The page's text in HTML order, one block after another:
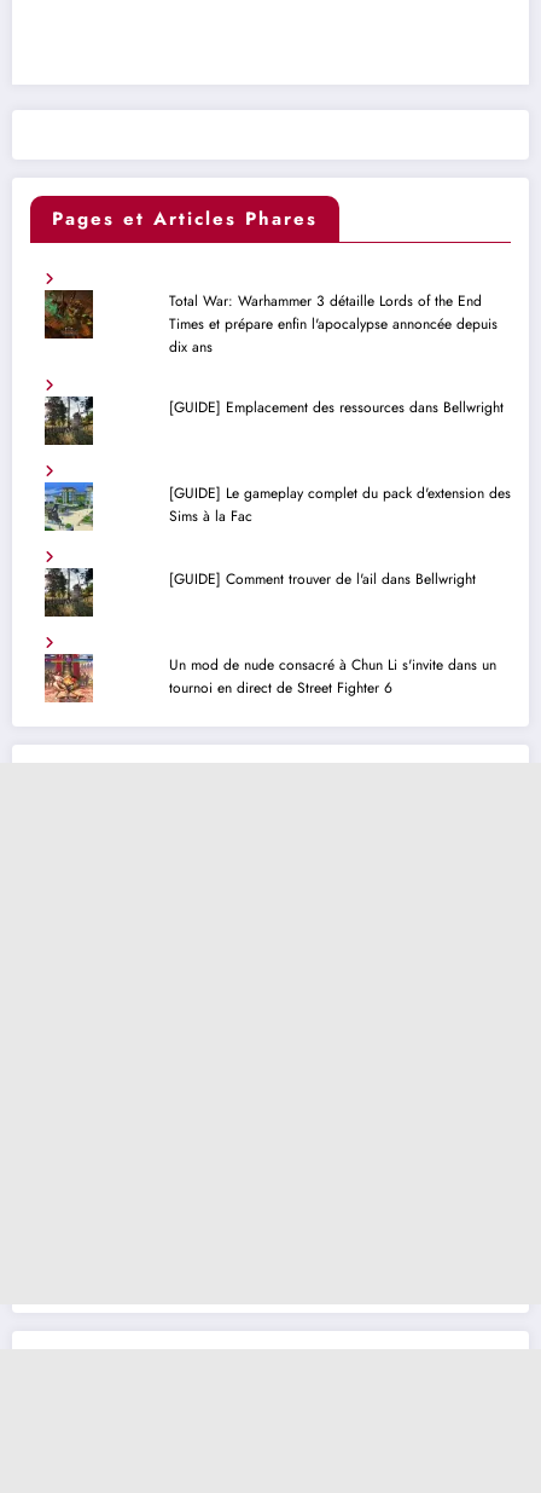
Pages et Articles Phares
Total War: Warhammer 3 détaille Lords of the End
Times et prépare enfin l'apocalypse annoncée depuis
dix ans
[GUIDE] Emplacement des ressources dans Bellwright
[GUIDE] Le gameplay complet du pack d'extension des
Sims à la Fac
[GUIDE] Comment trouver de l'ail dans Bellwright
Un mod de nude consacré à Chun Li s'invite dans un
tournoi en direct de Street Fighter 6